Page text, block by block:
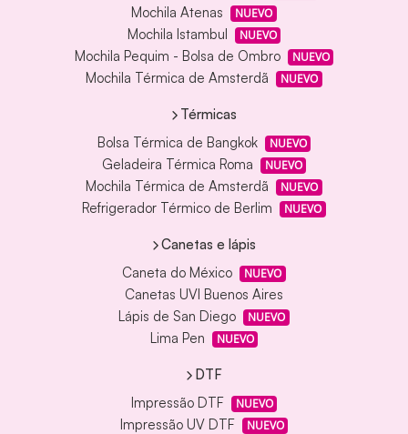
Mochila Atenas NUEVO
Mochila Istambul NUEVO
Mochila Pequim - Bolsa de Ombro NUEVO
Mochila Térmica de Amsterdã NUEVO
Térmicas
Bolsa Térmica de Bangkok
NUEVO
Geladeira Térmica Roma NUEVO
Mochila Térmica de Amsterdã NUEVO
Refrigerador Térmico de Berlim NUEVO
Canetas e lápis
Caneta do México
NUEVO
Canetas UVI Buenos Aires
Lápis de San Diego
NUEVO
Lima Pen NUEVO
DTF
Impressão DTF
NUEVO
Impressão UV DTF NUEVO